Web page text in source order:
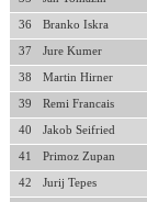
36 Branko Iskra
37 Jure Kumer
38 Martin Hirner
39 Remi Francais
40 Jakob Seifried
41 Primoz Zupan
42 Jurij Tepes